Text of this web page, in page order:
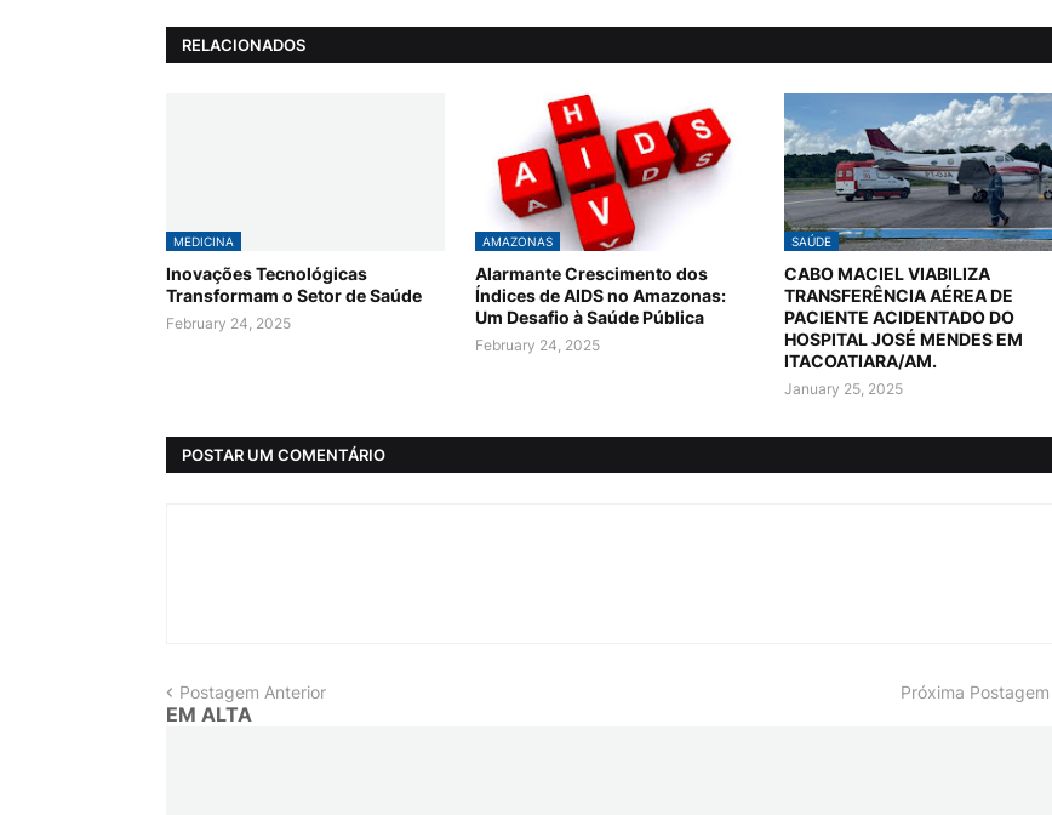
RELACIONADOS
MEDICINA
Inovações Tecnológicas
Transformam o Setor de Saúde
February 24, 2025
AMAZONAS
Alarmante Crescimento dos
Índices de AIDS no Amazonas:
Um Desafio à Saúde Pública
February 24, 2025
SAÚDE
CABO MACIEL VIABILIZA
TRANSFERÊNCIA AÉREA DE
PACIENTE ACIDENTADO DO
HOSPITAL JOSÉ MENDES EM
ITACOATIARA/AM.
January 25, 2025
POSTAR UM COMENTÁRIO
Postagem Anterior Próxima Postagem
EM ALTA